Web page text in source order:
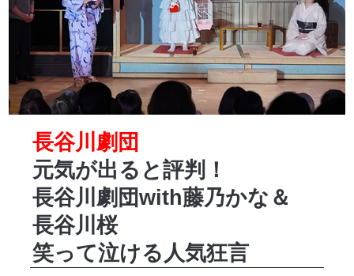
長谷川劇団
元気が出ると評判！
長谷川劇団with藤乃かな＆
長谷川桜
笑って泣ける人気狂言